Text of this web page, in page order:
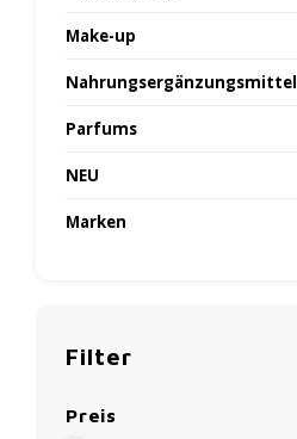
Make-up
Nahrungsergänzungsmittel
Parfums
NEU
Marken
Filter
Preis